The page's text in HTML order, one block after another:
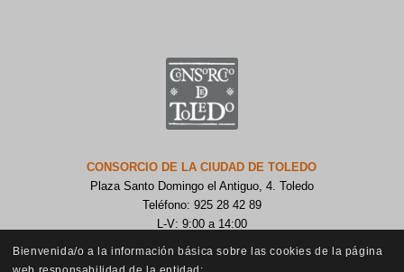
CONSORCIO DE LA CIUDAD DE TOLEDO
Plaza Santo Domingo el Antiguo, 4. Toledo
Teléfono: 925 28 42 89
L-V: 9:00 a 14:00
Bienvenida/o a la información básica sobre las cookies de la página